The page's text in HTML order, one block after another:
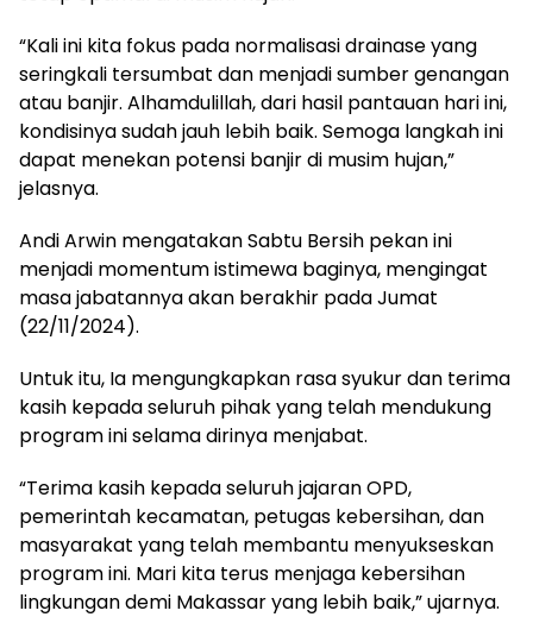
“Kali ini kita fokus pada normalisasi drainase yang
seringkali tersumbat dan menjadi sumber genangan
atau banjir. Alhamdulillah, dari hasil pantauan hari ini,
kondisinya sudah jauh lebih baik. Semoga langkah ini
dapat menekan potensi banjir di musim hujan,”
jelasnya.
Andi Arwin mengatakan Sabtu Bersih pekan ini
menjadi momentum istimewa baginya, mengingat
masa jabatannya akan berakhir pada Jumat
(22/11/2024).
Untuk itu, Ia mengungkapkan rasa syukur dan terima
kasih kepada seluruh pihak yang telah mendukung
program ini selama dirinya menjabat.
“Terima kasih kepada seluruh jajaran OPD,
pemerintah kecamatan, petugas kebersihan, dan
masyarakat yang telah membantu menyukseskan
program ini. Mari kita terus menjaga kebersihan
lingkungan demi Makassar yang lebih baik,” ujarnya.